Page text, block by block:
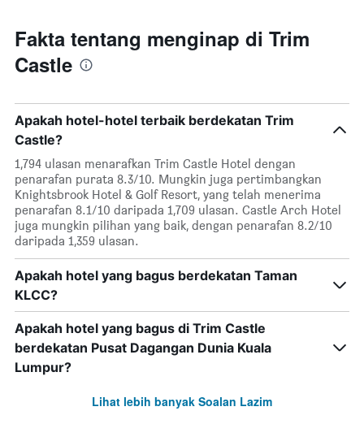
Fakta tentang menginap di Trim
Castle
Apakah hotel-hotel terbaik berdekatan Trim
Castle?
1,794 ulasan menarafkan Trim Castle Hotel dengan
penarafan purata 8.3/10. Mungkin juga pertimbangkan
Knightsbrook Hotel & Golf Resort, yang telah menerima
penarafan 8.1/10 daripada 1,709 ulasan. Castle Arch Hotel
juga mungkin pilihan yang baik, dengan penarafan 8.2/10
daripada 1,359 ulasan.
Apakah hotel yang bagus berdekatan Taman
KLCC?
Apakah hotel yang bagus di Trim Castle
berdekatan Pusat Dagangan Dunia Kuala
Lumpur?
Lihat lebih banyak Soalan Lazim